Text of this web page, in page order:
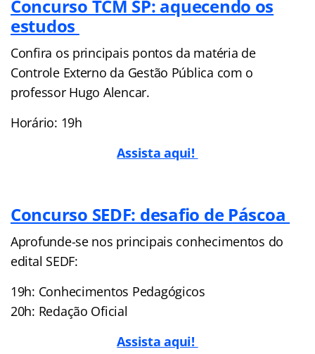
Concurso TCM SP: aquecendo os
estudos
Confira os principais pontos da matéria de
Controle Externo da Gestão Pública com o
professor Hugo Alencar.
Horário: 19h
Assista aqui!
Concurso SEDF: desafio de Páscoa
Aprofunde-se nos principais conhecimentos do
edital SEDF:
19h: Conhecimentos Pedagógicos
20h: Redação Oficial
Assista aqui!